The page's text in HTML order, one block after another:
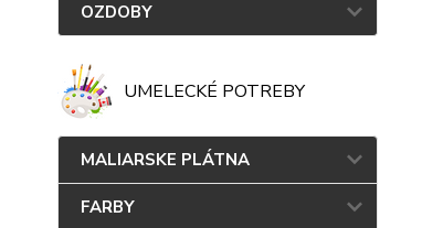
OZDOBY
UMELECKÉ POTREBY
MALIARSKE PLÁTNA
FARBY